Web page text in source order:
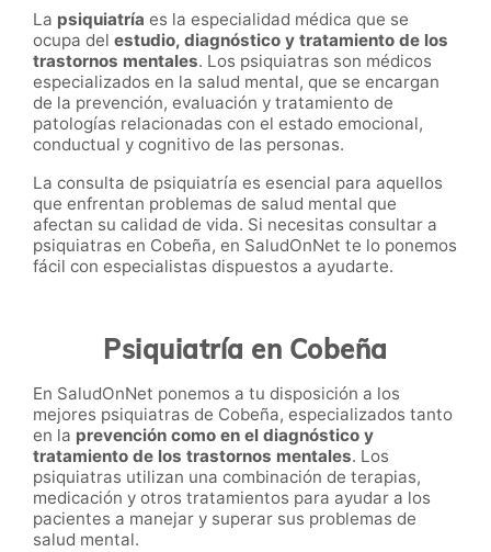
La psiquiatría es la especialidad médica que se
ocupa del estudio, diagnóstico y tratamiento de los
trastornos mentales. Los psiquiatras son médicos
especializados en la salud mental, que se encargan
de la prevención, evaluación y tratamiento de
patologías relacionadas con el estado emocional,
conductual y cognitivo de las personas.
La consulta de psiquiatría es esencial para aquellos
que enfrentan problemas de salud mental que
afectan su calidad de vida. Si necesitas consultar a
psiquiatras en Cobeña, en SaludOnNet te lo ponemos
fácil con especialistas dispuestos a ayudarte.
Psiquiatría en Cobeña
En SaludOnNet ponemos a tu disposición a los
mejores psiquiatras de Cobeña, especializados tanto
en la prevención como en el diagnóstico y
tratamiento de los trastornos mentales. Los
psiquiatras utilizan una combinación de terapias,
medicación y otros tratamientos para ayudar a los
pacientes a manejar y superar sus problemas de
salud mental.